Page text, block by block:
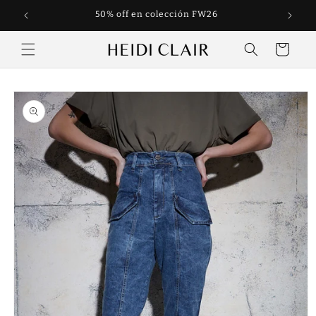
directamente
al contenido
50% off en colección FW26
Carrito
directamente
a la
información
del producto